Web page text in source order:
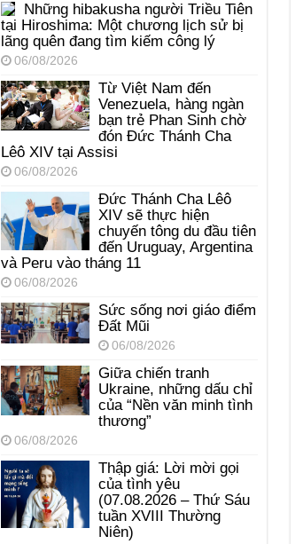
Những hibakusha người Triều Tiên
tại Hiroshima: Một chương lịch sử bị
lãng quên đang tìm kiếm công lý
06/08/2026
Từ Việt Nam đến
Venezuela, hàng ngàn
bạn trẻ Phan Sinh chờ
đón Đức Thánh Cha
Lêô XIV tại Assisi
06/08/2026
Đức Thánh Cha Lêô
XIV sẽ thực hiện
chuyến tông du đầu tiên
đến Uruguay, Argentina
và Peru vào tháng 11
06/08/2026
Sức sống nơi giáo điểm
Đất Mũi
06/08/2026
Giữa chiến tranh
Ukraine, những dấu chỉ
của “Nền văn minh tình
thương”
06/08/2026
Thập giá: Lời mời gọi
của tình yêu
(07.08.2026 – Thứ Sáu
tuần XVIII Thường
Niên)